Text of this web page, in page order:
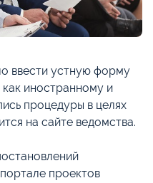
ввести устную форму
иностранному и
процедуры в целях
на сайте ведомства.
проектов